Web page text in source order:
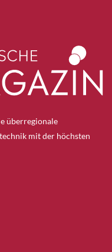
überregionale
mit der höchsten